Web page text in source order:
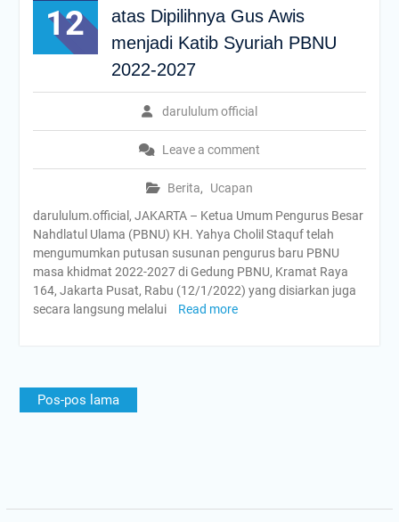
12
atas Dipilihnya Gus Awis
menjadi Katib Syuriah PBNU
2022-2027
darululum official
Leave a comment
Berita,
Ucapan
darululum.official, JAKARTA – Ketua Umum Pengurus Besar
Nahdlatul Ulama (PBNU) KH. Yahya Cholil Staquf telah
mengumumkan putusan susunan pengurus baru PBNU
masa khidmat 2022-2027 di Gedung PBNU, Kramat Raya
164, Jakarta Pusat, Rabu (12/1/2022) yang disiarkan juga
secara langsung melalui
Read more
Navigasi
pos
Pos-pos lama